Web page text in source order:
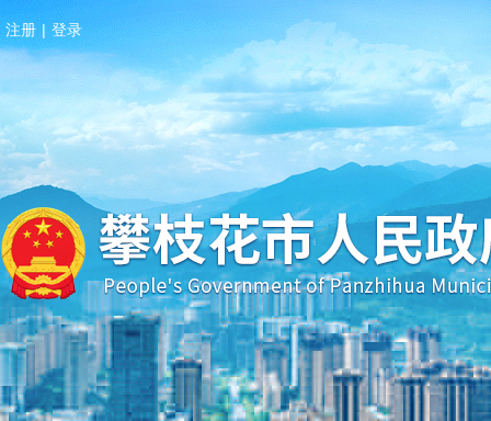
注册 | 登录